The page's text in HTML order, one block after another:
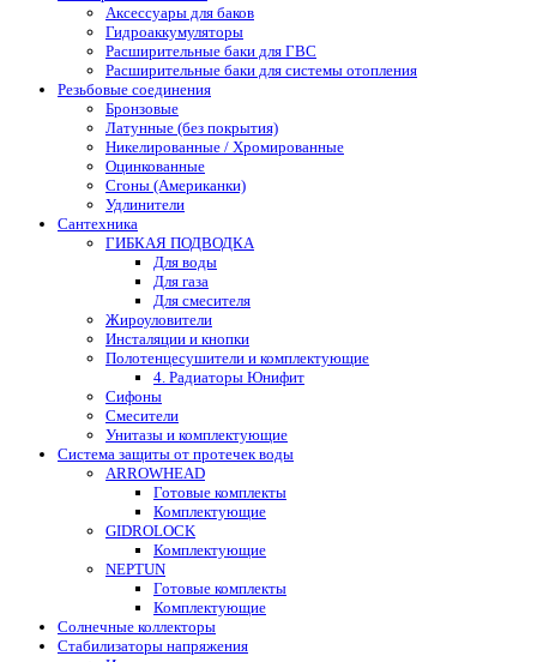
Аксессуары для баков
Гидроаккумуляторы
Расширительные баки для ГВС
Расширительные баки для системы отопления
Резьбовые соединения
Бронзовые
Латунные (без покрытия)
Никелированные / Хромированные
Оцинкованные
Сгоны (Американки)
Удлинители
Сантехника
ГИБКАЯ ПОДВОДКА
Для воды
Для газа
Для смесителя
Жироуловители
Инсталяции и кнопки
Полотенцесушители и комплектующие
4. Радиаторы Юнифит
Сифоны
Смесители
Унитазы и комплектующие
Система защиты от протечек воды
ARROWHEAD
Готовые комплекты
Комплектующие
GIDROLOCK
Комплектующие
NEPTUN
Готовые комплекты
Комплектующие
Солнечные коллекторы
Стабилизаторы напряжения